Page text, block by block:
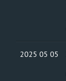
2025 05 05